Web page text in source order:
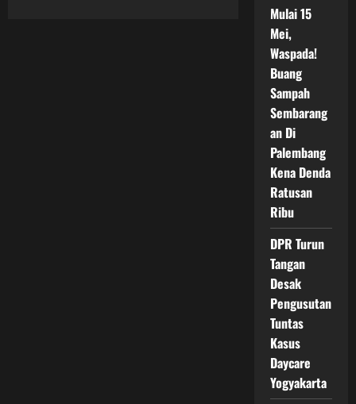
Mulai 15
Mei,
Waspada!
Buang
Sampah
Sembarang
an Di
Palembang
Kena Denda
Ratusan
Ribu
DPR Turun
Tangan
Desak
Pengusutan
Tuntas
Kasus
Daycare
Yogyakarta